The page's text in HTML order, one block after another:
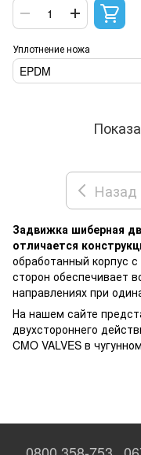
Уплотнение ножа
EPDM
Назад
Задвижка шиберная
отличается
обработанный корпус
сторон обеспечивает
направлениях при
На нашем сайте
двухстороннего
CMO VALVES в